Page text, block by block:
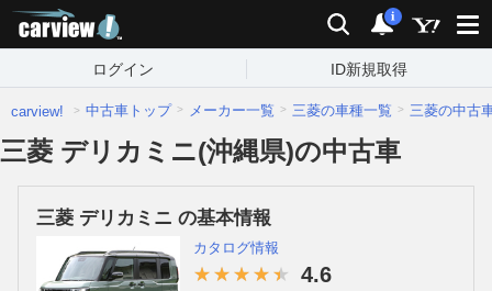
検索 通知
i
ログイン ID新規取得
carview! 中古車トップ メーカー一覧 三菱の車種一覧 三菱の中古
三菱 デリカミニ(沖縄県)の中古車
三菱 デリカミニ の基本情報
カタログ情報
4.6